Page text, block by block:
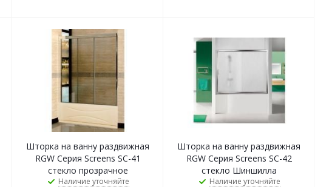
Шторка на ванну раздвижная
RGW Серия Screens SC-41
стекло прозрачное
Наличие уточняйте
Шторка на ванну раздвижная
RGW Серия Screens SC-42
стекло Шиншилла
Наличие уточняйте